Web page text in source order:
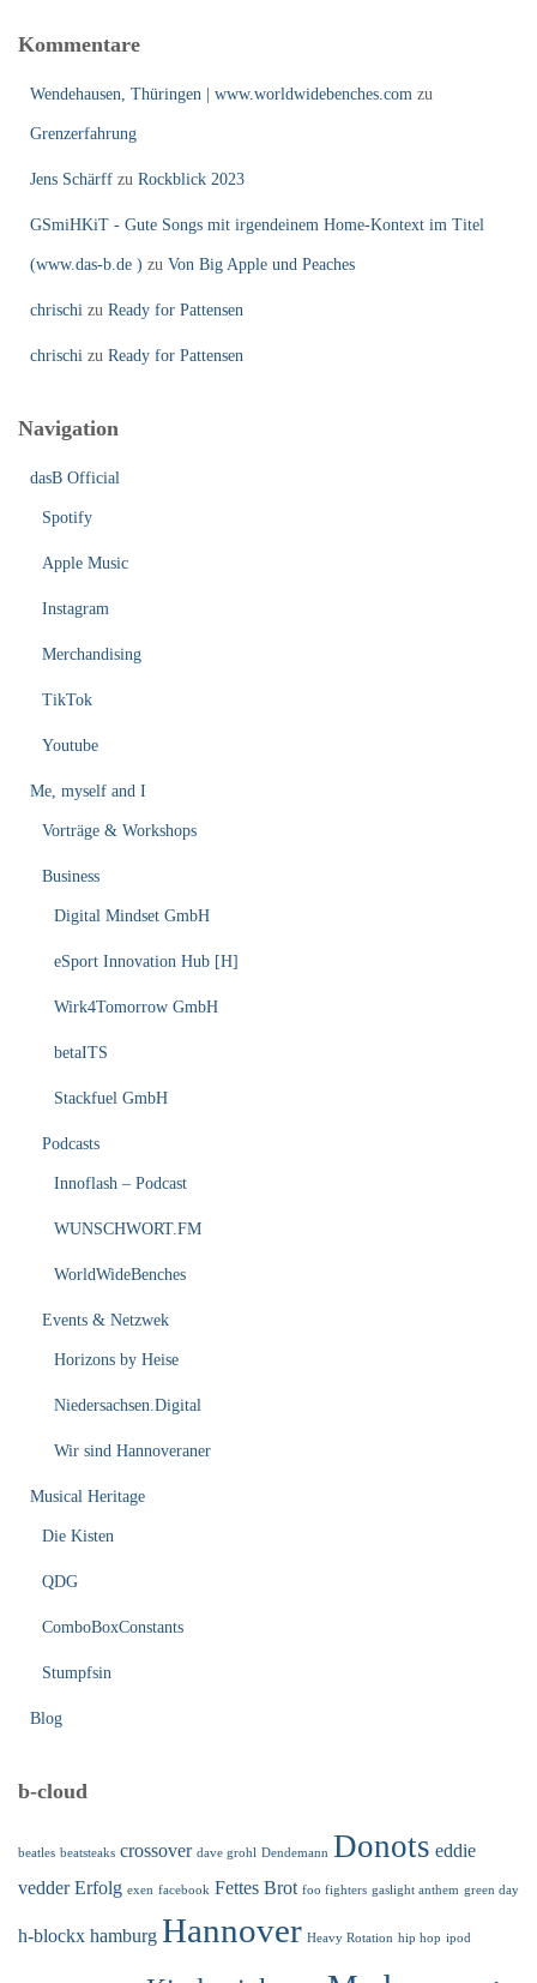
Kommentare
Wendehausen, Thüringen | www.worldwidebenches.com zu
Grenzerfahrung
Jens Schärff zu Rockblick 2023
GSmiHKiT - Gute Songs mit irgendeinem Home-Kontext im Titel
(www.das-b.de ) zu Von Big Apple und Peaches
chrischi zu Ready for Pattensen
chrischi zu Ready for Pattensen
Navigation
dasB Official
Spotify
Apple Music
Instagram
Merchandising
TikTok
Youtube
Me, myself and I
Vorträge & Workshops
Business
Digital Mindset GmbH
eSport Innovation Hub [H]
Wirk4Tomorrow GmbH
betaITS
Stackfuel GmbH
Podcasts
Innoflash – Podcast
WUNSCHWORT.FM
WorldWideBenches
Events & Netzwek
Horizons by Heise
Niedersachsen.Digital
Wir sind Hannoveraner
Musical Heritage
Die Kisten
QDG
ComboBoxConstants
Stumpfsin
Blog
b-cloud
beatles beatsteaks crossover dave grohl Dendemann Donots eddie
vedder Erfolg exen facebook Fettes Brot foo fighters gaslight anthem green day
h-blockx hamburg Hannover Heavy Rotation hip hop ipod